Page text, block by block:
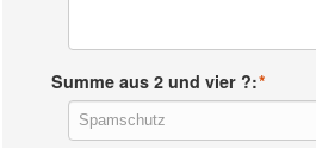
Summe aus 2 und vier ?:*